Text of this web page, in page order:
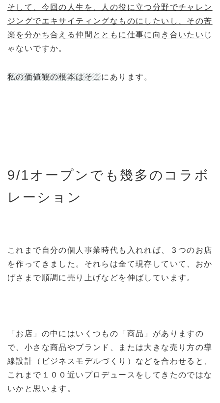
そして、今回の人生を、人の役に立つ分野でチャレン
ジングでエキサイティングなものにしたいし、その苦
楽を分かち合える仲間とともに仕事に向き合いたい じ
ゃないですか。
私の価値観の根本はそこにあります。
9/1オープンでも幾多のコラボ
レーション
これまで自分の個人事業時代も入れれば、３つのお店
を作ってきました。それらは全て現存していて、おか
げさまで順調に売り上げなどを伸ばしています。
「お店」の中にはいくつもの「商品」がありますの
で、小さな商品やブランド、または大きな売り方の導
線設計（ビジネスモデルづくり）などを合わせると、
これまで１００近いプロデュースをしてきたのではな
いかと思います。